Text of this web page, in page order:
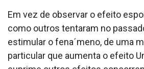
Em vez de observar o efeito
como outros tentaram no
estimular o fena´meno, de uma
particular que aumenta o efeito